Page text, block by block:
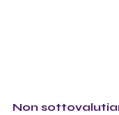
Non